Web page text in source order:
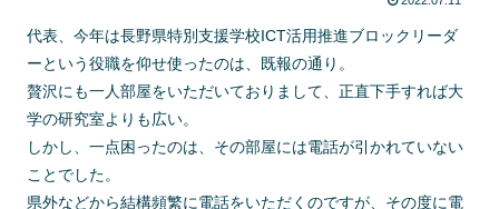
代表、今年は長野県特別支援学校ICT活用推進ブロックリーダ
ーという役職を仰せ使ったのは、既報の通り。
贅沢にも一人部屋をいただいておりまして、正直下手すれば大
学の研究室よりも広い。
しかし、一点困ったのは、その部屋には電話が引かれていない
ことでした。
県外などから結構頻繁に電話をいただくのですが、その度に電